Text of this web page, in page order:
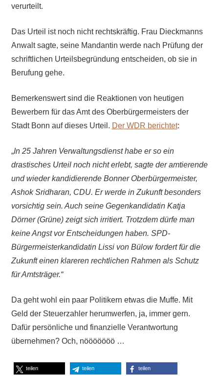
verurteilt.
Das Urteil ist noch nicht rechtskräftig. Frau Dieckmanns
Anwalt sagte, seine Mandantin werde nach Prüfung der
schriftlichen Urteilsbegründung entscheiden, ob sie in
Berufung gehe.
Bemerkenswert sind die Reaktionen von heutigen
Bewerbern für das Amt des Oberbürgermeisters der
Stadt Bonn auf dieses Urteil. Der WDR berichtet:
„In 25 Jahren Verwaltungsdienst habe er so ein
drastisches Urteil noch nicht erlebt, sagte der amtierende
und wieder kandidierende Bonner Oberbürgermeister,
Ashok Sridharan, CDU. Er werde in Zukunft besonders
vorsichtig sein. Auch seine Gegenkandidatin Katja
Dörner (Grüne) zeigt sich irritiert. Trotzdem dürfe man
keine Angst vor Entscheidungen haben. SPD-
Bürgermeisterkandidatin Lissi von Bülow fordert für die
Zukunft einen klareren rechtlichen Rahmen als Schutz
für Amtsträger.“
Da geht wohl ein paar Politikern etwas die Muffe. Mit
Geld der Steuerzahler herumwerfen, ja, immer gern.
Dafür persönliche und finanzielle Verantwortung
übernehmen? Och, nööööööö …
teilen teilen teilen